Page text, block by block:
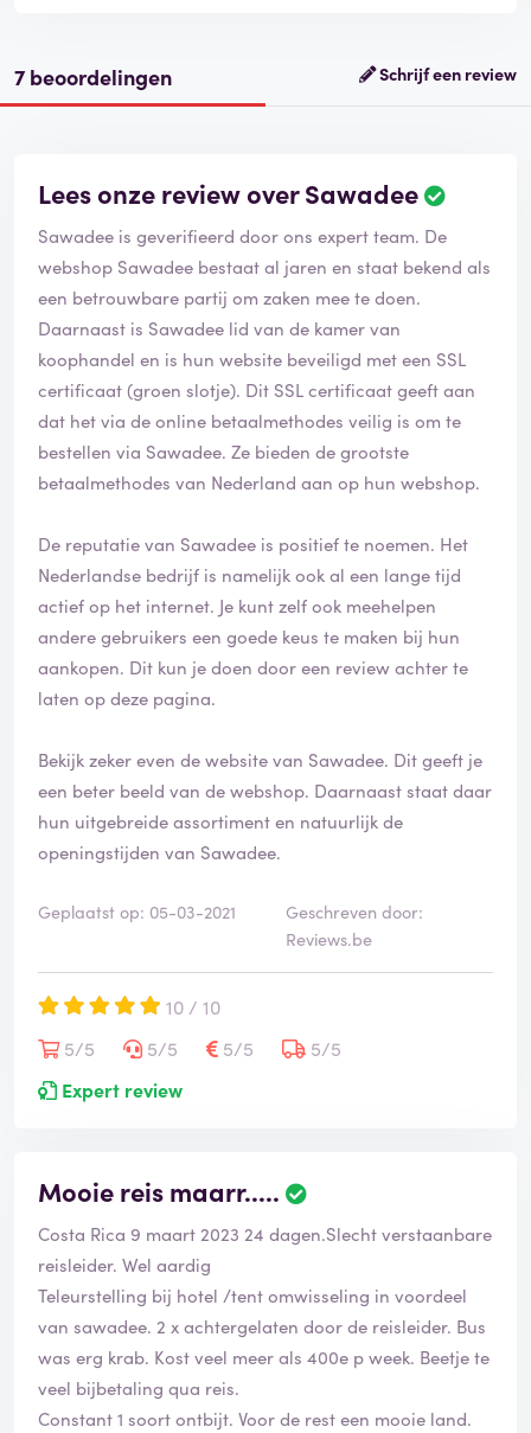
7 beoordelingen Schrijf een review
Lees onze review over Sawadee
Sawadee is geverifieerd door ons expert team. De
webshop Sawadee bestaat al jaren en staat bekend als
een betrouwbare partij om zaken mee te doen.
Daarnaast is Sawadee lid van de kamer van
koophandel en is hun website beveiligd met een SSL
certificaat (groen slotje). Dit SSL certificaat geeft aan
dat het via de online betaalmethodes veilig is om te
bestellen via Sawadee. Ze bieden de grootste
betaalmethodes van Nederland aan op hun webshop.
De reputatie van Sawadee is positief te noemen. Het
Nederlandse bedrijf is namelijk ook al een lange tijd
actief op het internet. Je kunt zelf ook meehelpen
andere gebruikers een goede keus te maken bij hun
aankopen. Dit kun je doen door een review achter te
laten op deze pagina.
Bekijk zeker even de website van Sawadee. Dit geeft je
een beter beeld van de webshop. Daarnaast staat daar
hun uitgebreide assortiment en natuurlijk de
openingstijden van Sawadee.
Geplaatst op: 05-03-2021
Geschreven door:
Reviews.be
10 / 10
5/5
5/5 5/5
5/5
Expert review
Mooie reis maarr.....
Costa Rica 9 maart 2023 24 dagen.Slecht verstaanbare
reisleider. Wel aardig
Teleurstelling bij hotel /tent omwisseling in voordeel
van sawadee. 2 x achtergelaten door de reisleider. Bus
was erg krab. Kost veel meer als 400e p week. Beetje te
veel bijbetaling qua reis.
Constant 1 soort ontbijt. Voor de rest een mooie land.